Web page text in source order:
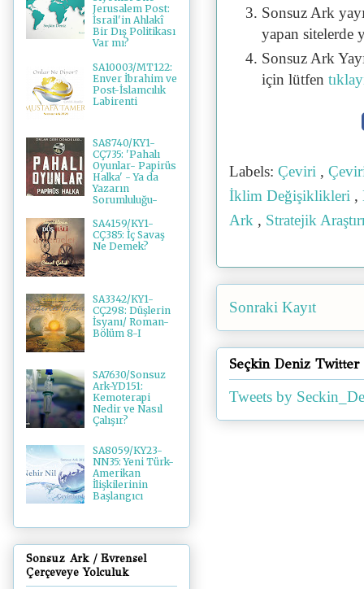
Sonsuz Ark
yapan sitelerde
Sonsuz Ark
için lütfen
Labels: Çeviri ,
İklim Değişiklikleri ,
Ark , Stratejik
Sonraki Kayıt
Seçkin Deniz Twitter
Tweets by
Jerusalem Post:
İsrail'in Ahlakî
Bir Dış Politikası
Var mı?
SA10003/MT122:
Enver İbrahim ve
Post-İslamcılık
Labirenti
SA8740/KY1-
CÇ735: 'Pahalı
Oyunlar- Papirüs
Halka' - Ya da
Yazarın
Sorumluluğu-
SA4159/KY1-
CÇ385: İç Savaş
Ne Demek?
SA3342/KY1-
CÇ298: Düşlerin
İsyanı/ Roman-
Bölüm 8-I
SA7630/Sonsuz
Ark-YD151:
Kemoterapi
Nedir ve Nasıl
Çalışır?
SA8059/KY23-
NN35: Yeni Türk-
Amerikan
İlişkilerinin
Başlangıcı
Sonsuz Ark / Evrensel
Çerçeveye Yolculuk